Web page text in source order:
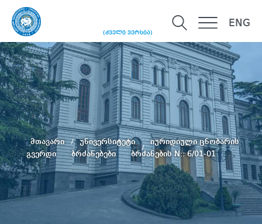
(ძველი ვერსია)
ENG
მთავარი უნივერსიტეტი
იურიდიული ცნობარის
გვერდი
ბრძანებები ბრძანების N:: 6/01-01